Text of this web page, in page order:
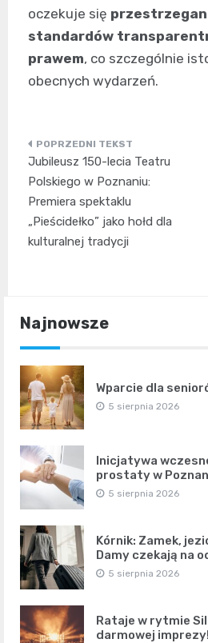
oczekuje się
standardów
prawem, co szczególnie
obecnych wydarzeń.
Nawigacja
wpisu
Jubileusz 150-lecia Teatru
Polskiego w Poznaniu:
Premiera spektaklu
„Pieścidełko” jako hołd dla
kulturalnej tradycji
Najnowsze
Wparcie dla
5 sierpnia 2026
Inicjatywa
prostaty w
5 sierpnia 2026
Kórnik: Zamek,
Damy czekają na
5 sierpnia 2026
Rataje w rytmie
darmowej imprezy!